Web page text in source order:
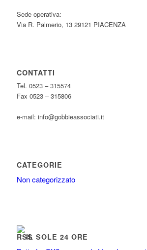
Sede operativa:
Via R. Palmerio, 13 29121 PIACENZA
CONTATTI
Tel. 0523 – 315574
Fax 0523 – 315806
e-mail: info@gobbieassociati.it
CATEGORIE
Non categorizzato
IL SOLE 24 ORE